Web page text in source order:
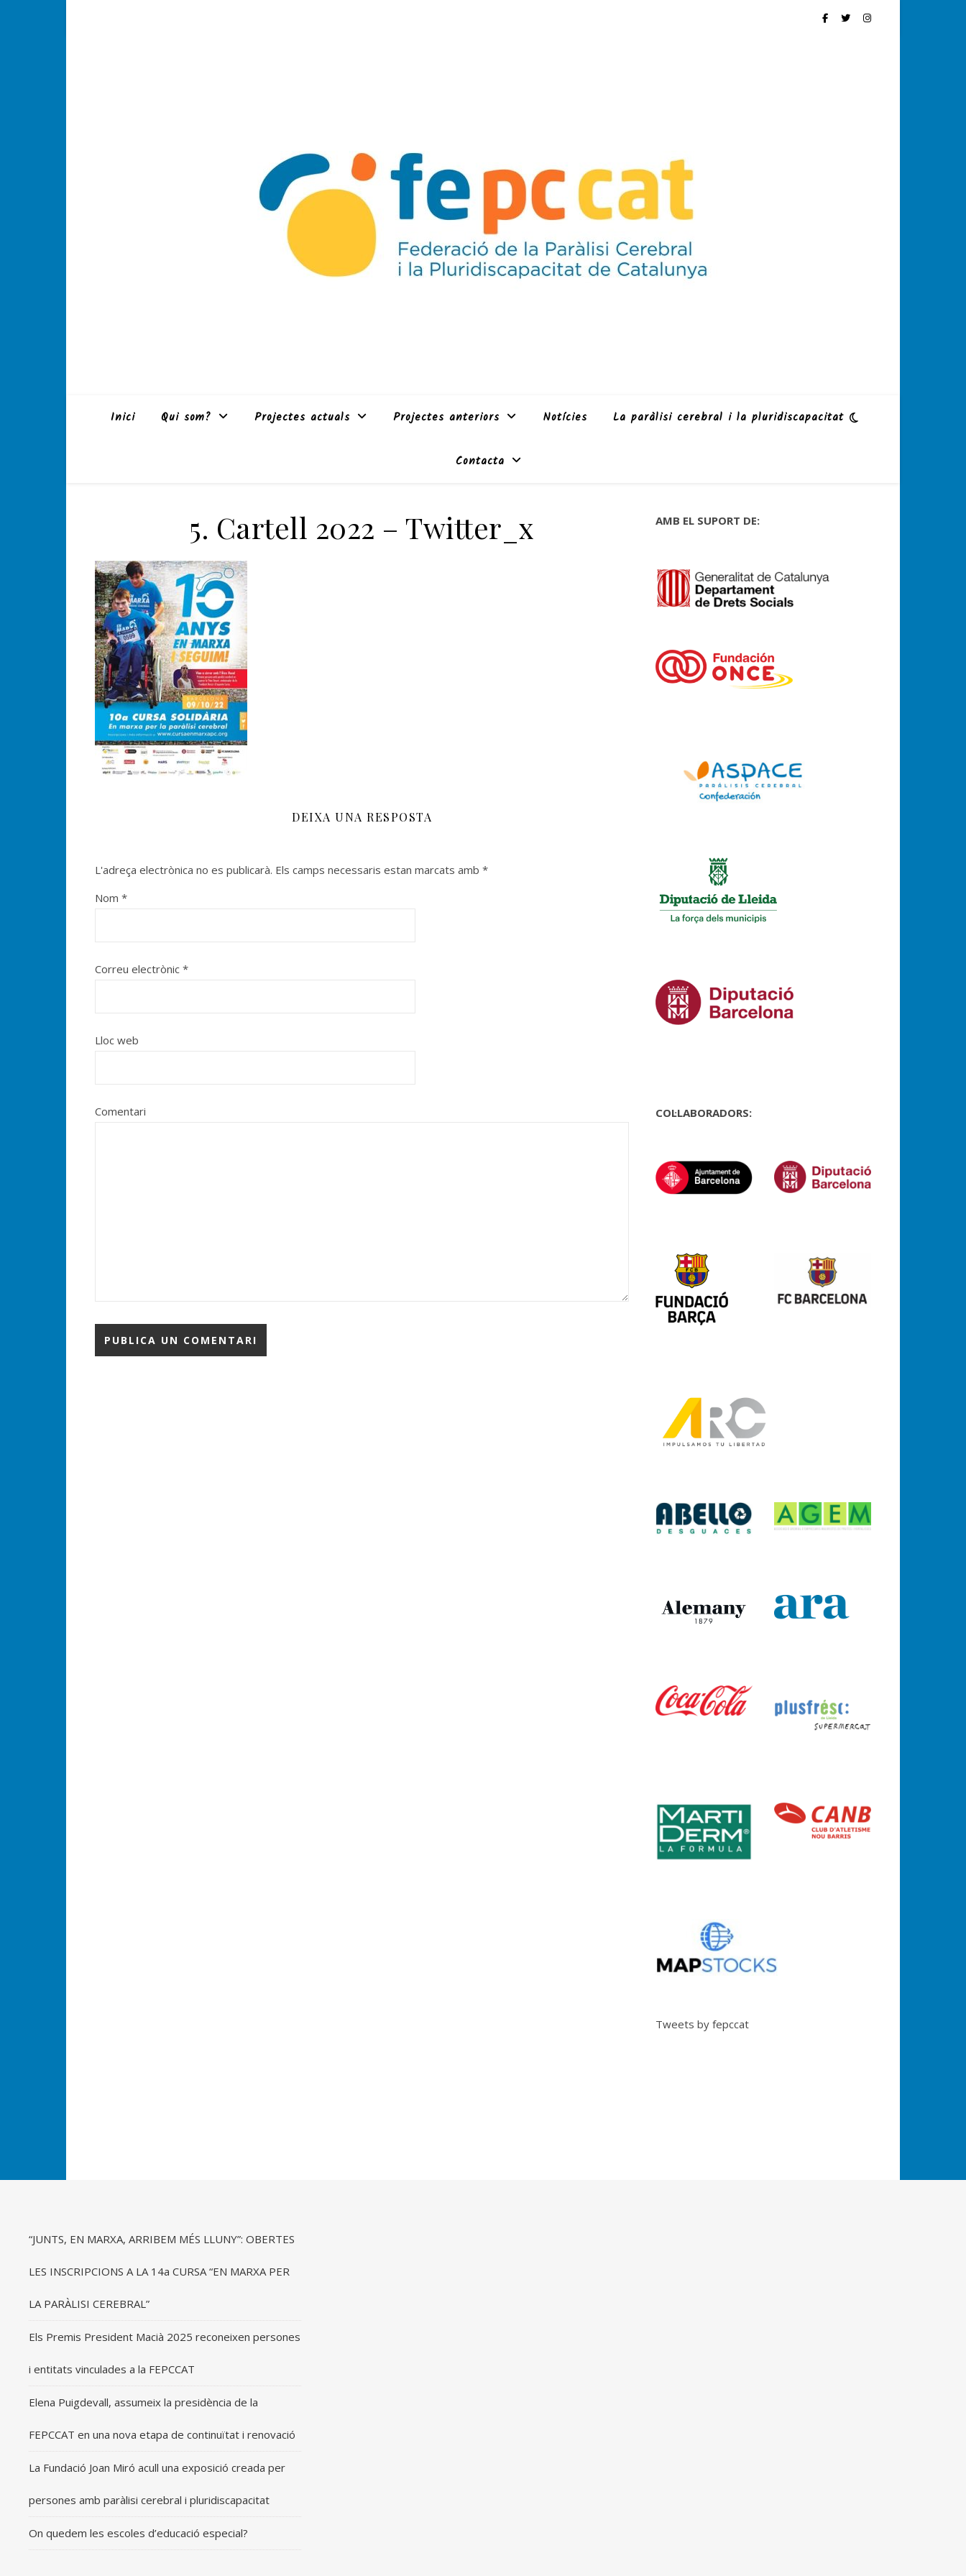
Inici Qui som? Projectes actuals Projectes anteriors Notícies La paràlisi cerebral i la pluridiscapacitat
Contacta
5. Cartell 2022 – Twitter_x
DEIXA UNA RESPOSTA
L'adreça electrònica no es publicarà. Els camps necessaris estan marcats amb *
Nom *
Correu electrònic *
Lloc web
Comentari
AMB EL SUPORT DE:
COL·LABORADORS:
Tweets by fepccat
“JUNTS, EN MARXA, ARRIBEM MÉS LLUNY”: OBERTES
LES INSCRIPCIONS A LA 14a CURSA “EN MARXA PER
LA PARÀLISI CEREBRAL”
Els Premis President Macià 2025 reconeixen persones
i entitats vinculades a la FEPCCAT
Elena Puigdevall, assumeix la presidència de la
FEPCCAT en una nova etapa de continuïtat i renovació
La Fundació Joan Miró acull una exposició creada per
persones amb paràlisi cerebral i pluridiscapacitat
On quedem les escoles d’educació especial?